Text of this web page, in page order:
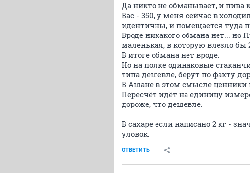
Да никто не обманывает, и пива
Вас - 350, у меня сейчас в
идентичны, и помещается туда
Вроде никакого обмана нет... но
маленькая, в которую влезло бы
В итоге обмана нет вроде.
Но на полке одинаковые
типа дешевле, берут по факту
В Ашане в этом смысле ценники
Пересчёт идёт на единицу
дороже, что дешевле.
В сахаре если написано 2 кг -
уловок.
ОТВЕТИТЬ